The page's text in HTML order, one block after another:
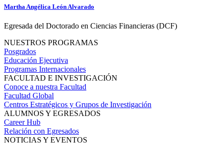
Martha Angélica León Alvarado
Egresada del Doctorado en Ciencias Financieras (DCF)
NUESTROS PROGRAMAS
Posgrados
Educación Ejecutiva
Programas Internacionales
FACULTAD E INVESTIGACIÓN
Conoce a nuestra Facultad
Facultad Global
Centros Estratégicos y Grupos de Investigación
ALUMNOS Y EGRESADOS
Career Hub
Relación con Egresados
NOTICIAS Y EVENTOS